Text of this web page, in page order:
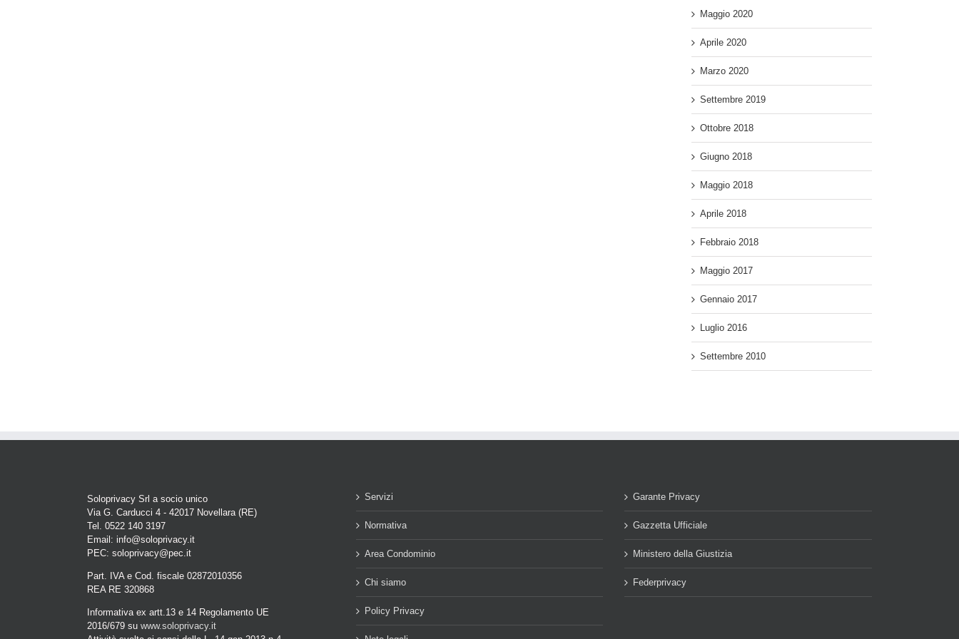
Maggio 2020
Aprile 2020
Marzo 2020
Settembre 2019
Ottobre 2018
Giugno 2018
Maggio 2018
Aprile 2018
Febbraio 2018
Maggio 2017
Gennaio 2017
Luglio 2016
Settembre 2010
Soloprivacy Srl a socio unico
Via G. Carducci 4 - 42017 Novellara (RE)
Tel. 0522 140 3197
Email: info@soloprivacy.it
PEC: soloprivacy@pec.it
Part. IVA e Cod. fiscale 02872010356
REA RE 320868
Informativa ex artt.13 e 14 Regolamento UE
2016/679 su www.soloprivacy.it
Servizi
Normativa
Area Condominio
Chi siamo
Policy Privacy
Garante Privacy
Gazzetta Ufficiale
Ministero della Giustizia
Federprivacy